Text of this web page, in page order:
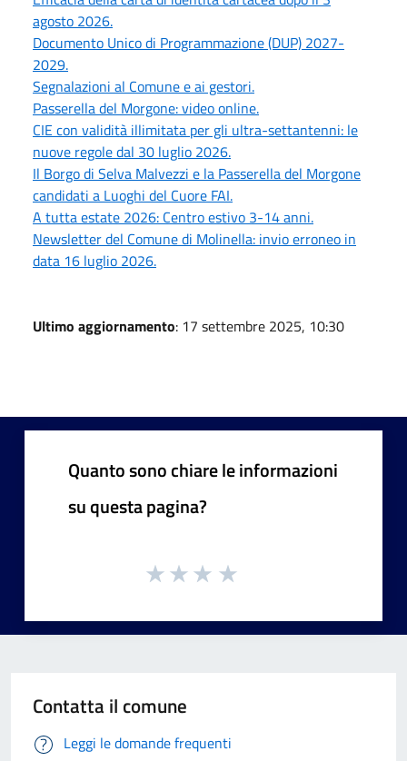
agosto 2026.
Documento Unico di Programmazione (DUP) 2027-
2029.
Segnalazioni al Comune e ai gestori.
Passerella del Morgone: video online.
CIE con validità illimitata per gli ultra-settantenni: le
nuove regole dal 30 luglio 2026.
Il Borgo di Selva Malvezzi e la Passerella del Morgone
candidati a Luoghi del Cuore FAI.
A tutta estate 2026: Centro estivo 3-14 anni.
Newsletter del Comune di Molinella: invio erroneo in
data 16 luglio 2026.
Ultimo aggiornamento: 17 settembre 2025, 10:30
Quanto sono chiare le informazioni
su questa pagina?
Contatta il comune
Leggi le domande frequenti